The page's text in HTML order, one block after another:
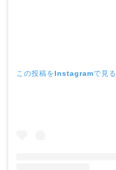
この投稿をInstagramで見る